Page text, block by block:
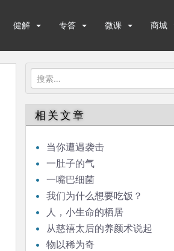
健解 专答 微课 商城
搜
索：
相关文章
当你遭遇袭击
一肚子的气
一嘴巴细菌
我们为什么想要吃饭？
人，小生命的栖居
从慈禧太后的养颜术说起
物以稀为奇